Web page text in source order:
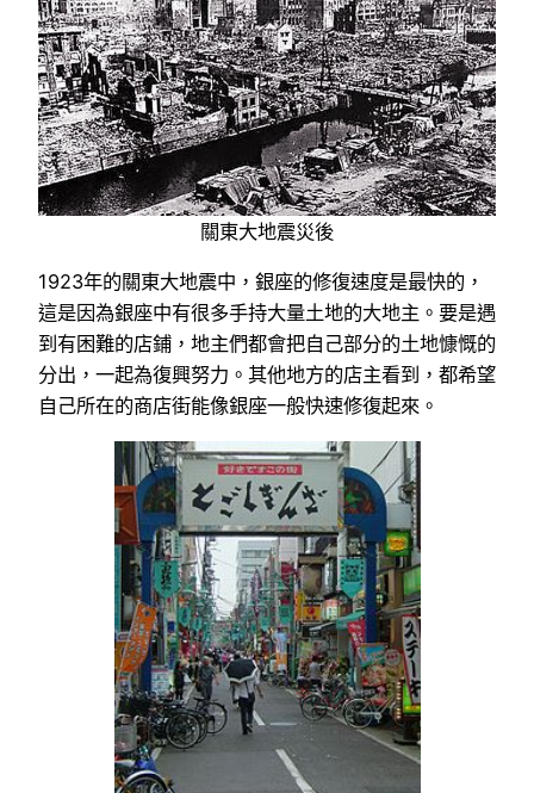
關東大地震災後
1923年的關東大地震中，銀座的修復速度是最快的，
這是因為銀座中有很多手持大量土地的大地主。要是遇
到有困難的店鋪，地主們都會把自己部分的土地慷慨的
分出，一起為復興努力。其他地方的店主看到，都希望
自己所在的商店街能像銀座一般快速修復起來。